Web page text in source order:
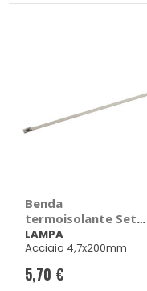
Benda
termoisolante Set
fascette - LAMPA
LAMPA
Acciaio 4,7x200mm
5,70 €